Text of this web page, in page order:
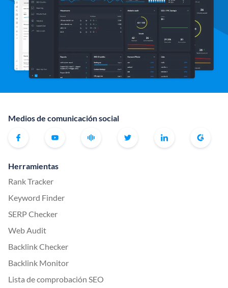
Medios de comunicación social
Herramientas
Rank Tracker
Keyword Finder
SERP Checker
Web Audit
Backlink Checker
Backlink Monitor
Lista de comprobación SEO